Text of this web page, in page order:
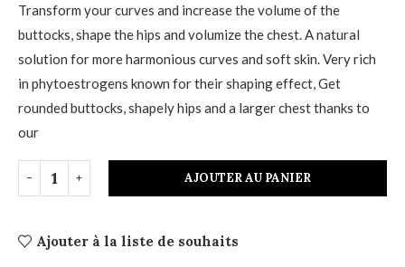
Transform your curves and increase the volume of the
buttocks, shape the hips and volumize the chest. A natural
solution for more harmonious curves and soft skin. Very rich
in phytoestrogens known for their shaping effect, Get
rounded buttocks, shapely hips and a larger chest thanks to
our
AJOUTER AU PANIER
Ajouter à la liste de souhaits